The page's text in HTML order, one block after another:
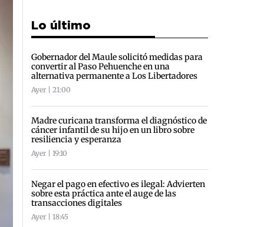
Lo último
Gobernador del Maule solicitó medidas para
convertir al Paso Pehuenche en una
alternativa permanente a Los Libertadores
Ayer | 21:00
Madre curicana transforma el diagnóstico de
cáncer infantil de su hijo en un libro sobre
resiliencia y esperanza
Ayer | 19:10
Negar el pago en efectivo es ilegal: Advierten
sobre esta práctica ante el auge de las
transacciones digitales
Ayer | 18:45